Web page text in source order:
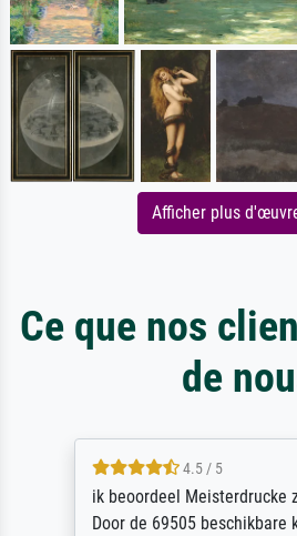
Afficher plus
Ce que nos
de
4.5 / 5
ik beoordeel Meisterdrucke
Door de 69505 beschikbare